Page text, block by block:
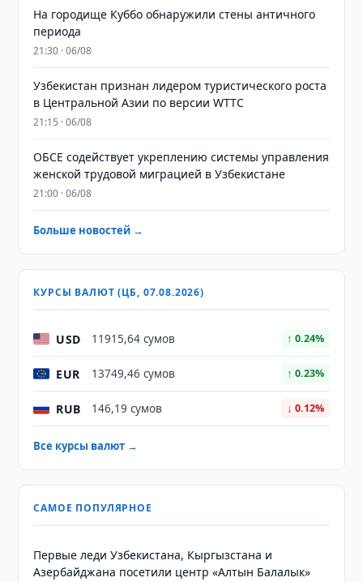
На городище Куббо обнаружили стены античного
периода
21:30 · 06/08
Узбекистан признан лидером туристического роста
в Центральной Азии по версии WTTC
21:15 · 06/08
ОБСЕ содействует укреплению системы управления
женской трудовой миграцией в Узбекистане
21:00 · 06/08
Больше новостей →
КУРСЫ ВАЛЮТ (ЦБ, 07.08.2026)
USD 11915,64 сумов ↑ 0.24%
EUR 13749,46 сумов ↑ 0.23%
RUB 146,19 сумов ↓ 0.12%
Все курсы валют →
САМОЕ ПОПУЛЯРНОЕ
Первые леди Узбекистана, Кыргызстана и
Азербайджана посетили центр «Алтын Балалык»